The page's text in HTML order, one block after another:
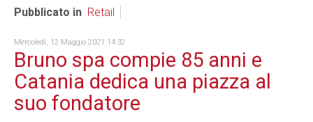
Pubblicato in Retail
Mercoledì, 12 Maggio 2021 14:32
Bruno spa compie 85 anni e
Catania dedica una piazza al
suo fondatore